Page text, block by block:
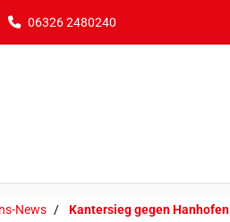
06326 2480240
News Kantersieg gegen Hanhofen